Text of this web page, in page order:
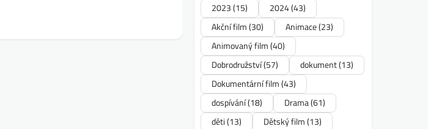
2023(15) 2024(43)
Akční film(30) Animace(23)
Animovaný film(40)
Dobrodružství(57) dokument(13)
Dokumentární film(43)
dospívání(18) Drama(61)
děti(13) Dětský film(13)